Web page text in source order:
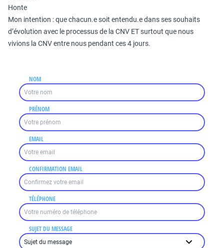
Honte
Mon intention : que chacun.e soit entendu.e dans ses souhaits
d’évolution avec le processus de la CNV ET surtout que nous
vivions la CNV entre nous pendant ces 4 jours.
NOM
PRÉNOM
EMAIL
CONFIRMATION EMAIL
TÉLÉPHONE
SUJET DU MESSAGE